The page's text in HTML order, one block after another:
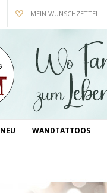
MEIN WUNSCHZETTEL
NEU WANDTATTOOS